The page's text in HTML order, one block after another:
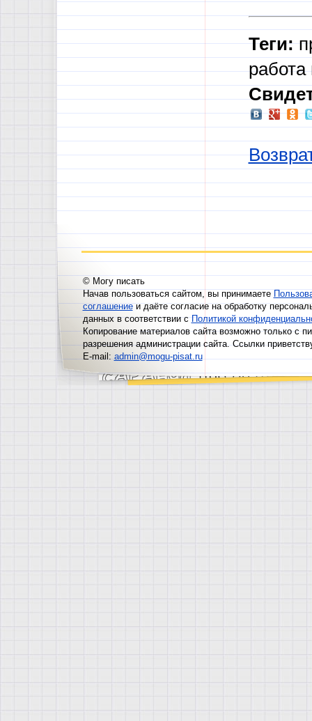
Теги:
работа
© Могу писать
Начав пользоваться сайтом, вы принимаете
соглашениеи даёте согласие на обработку
данных в соответствии сПолитикой
Копирование материалов сайта возможно только с
разрешения администрации сайта. Ссылки
E-mail:admin@mogu-pisat.ru